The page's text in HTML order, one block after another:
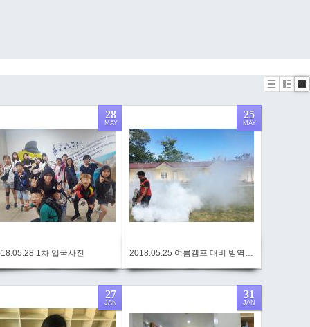
ListZine
1차 입국사진
28
MAY
2018.05.25 여름캠프 대비 방역작업
25
MAY
27
JAN
31
JAN